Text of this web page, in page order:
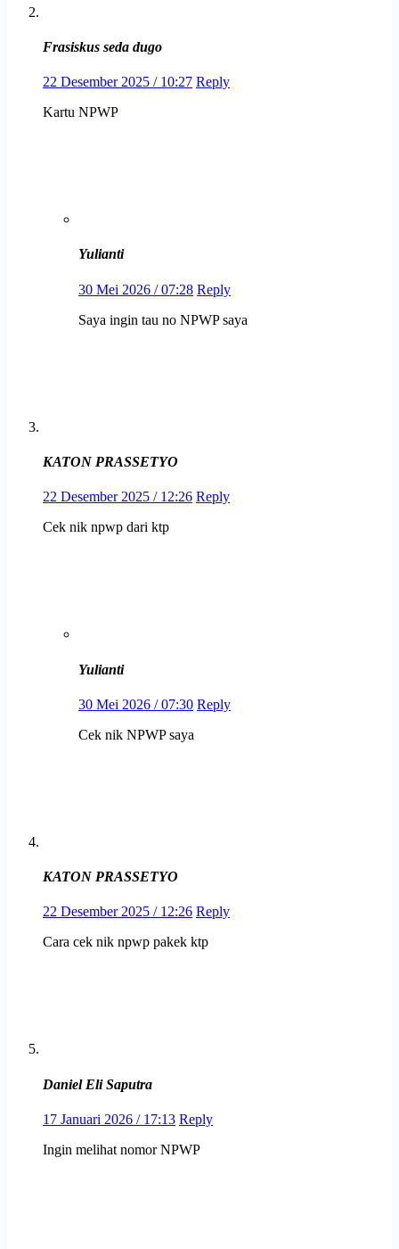
Frasiskus seda dugo
22 Desember 2025 / 10:27 Reply
Kartu NPWP
Yulianti
30 Mei 2026 / 07:28 Reply
Saya ingin tau no NPWP saya
KATON PRASSETYO
22 Desember 2025 / 12:26 Reply
Cek nik npwp dari ktp
Yulianti
30 Mei 2026 / 07:30 Reply
Cek nik NPWP saya
KATON PRASSETYO
22 Desember 2025 / 12:26 Reply
Cara cek nik npwp pakek ktp
Daniel Eli Saputra
17 Januari 2026 / 17:13 Reply
Ingin melihat nomor NPWP